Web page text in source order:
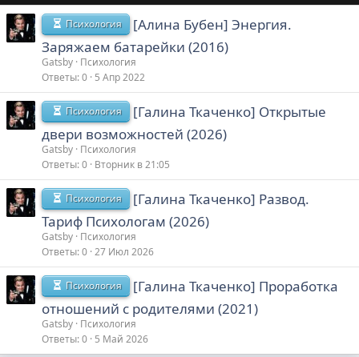
Психология
[Алина Бубен] Энергия.
Заряжаем батарейки (2016)
Gatsby Психология
Ответы 0 5 Апр 2022
Психология
[Галина Ткаченко] Открытые
двери возможностей (2026)
Gatsby Психология
Ответы 0 Вторник в 21:05
Психология
[Галина Ткаченко] Развод.
Тариф Психологам (2026)
Gatsby Психология
Ответы 0 27 Июл 2026
Психология
[Галина Ткаченко] Проработка
отношений с родителями (2021)
Gatsby Психология
Ответы 0 5 Май 2026